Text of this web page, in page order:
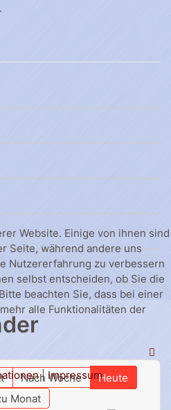
Nach Woche
Heute
Monat
Website. Einige von ihnen sind
Seite, während andere uns
Nutzererfahrung zu verbessern
selbst entscheiden, ob Sie die
beachten Sie, dass bei einer
alle Funktionalitäten der
| Impressum